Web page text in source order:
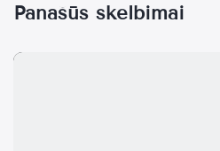
Panašūs skelbimai